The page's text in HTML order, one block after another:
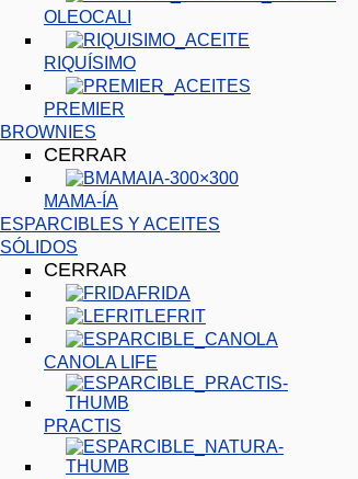
OLEOCALI
RIQUÍSIMO
PREMIER
BROWNIES
CERRAR
MAMA-ÍA
ESPARCIBLES Y ACEITES
SÓLIDOS
CERRAR
FRIDA
LEFRIT
CANOLA LIFE
PRACTIS